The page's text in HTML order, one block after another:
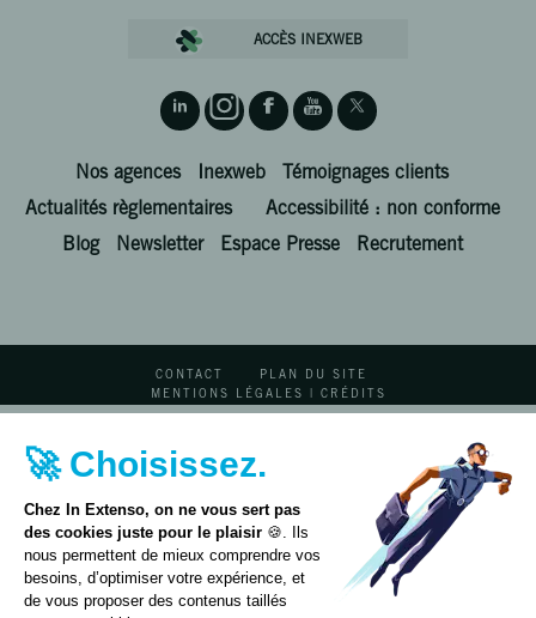
ACCÈS INEXWEB
Nos agences Inexweb
Témoignages clients
Actualités règlementaires
Accessibilité : non conforme
Blog
Newsletter Espace Presse Recrutement
CONTACT
PLAN DU SITE
MENTIONS LÉGALES | CRÉDITS
POLITIQUE DE PROTECTION DES DONNÉES PERSONNELLES
🚀 Choisissez.
Chez In Extenso, on ne vous sert pas
des cookies juste pour le plaisir 🍪. Ils
nous permettent de mieux comprendre vos
besoins, d’optimiser votre expérience, et
de vous proposer des contenus taillés